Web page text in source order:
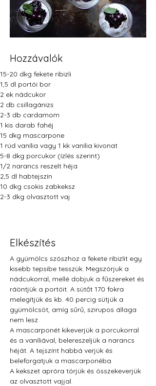
Hozzávalók
15-20 dkg fekete ribizli
1,5 dl portói bor
2 ek nádcukor
2 db csillagánizs
2-3 db cardamom
1 kis darab fahéj
15 dkg mascarpone
1 rúd vanília vagy 1 kk vanília kivonat
5-8 dkg porcukor (ízlés szerint)
1/2 narancs reszelt héja
2,5 dl habtejszín
10 dkg csokis zabkeksz
2-3 dkg olvasztott vaj
Elkészítés
A gyümölcs szószhoz a fekete ribizlit egy
kisebb tepsibe tesszük. Megszórjuk a
nádcukorral, mellé dobjuk a fűszereket és
ráöntjük a portóit. A sütőt 170 fokra
melegítjük és kb. 40 percig sütjük a
gyümölcsöt, amíg sűrű, szirupos állaga
nem lesz.
A mascarponét kikeverjük a porcukorral
és a vaníliával, belereszeljük a narancs
héját. A tejszínt habbá verjük és
beleforgatjuk a mascarponéba.
A kekszet apróra törjük és összekeverjük
az olvasztott vajjal.